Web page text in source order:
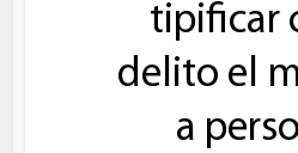
tipificar
delito el
a